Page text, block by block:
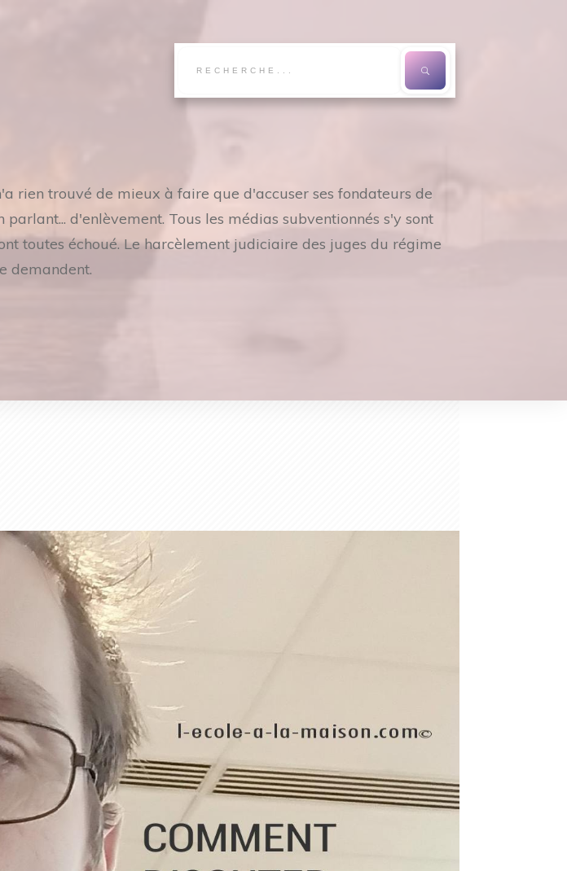
rien trouvé de mieux à faire que d'accuser ses fondateurs de
d'enlèvement. Tous les médias subventionnés s'y sont
toutes échoué. Le harcèlement judiciaire des juges du régime
demandent.